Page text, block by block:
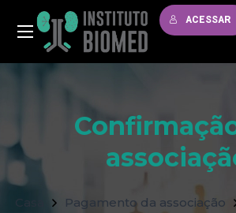
ACESSAR
Pagamento da associação